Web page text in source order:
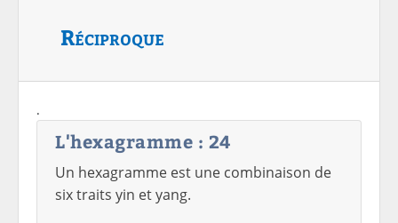
Réciproque
.
L'hexagramme : 24
Un hexagramme est une combinaison de
six traits yin et yang.